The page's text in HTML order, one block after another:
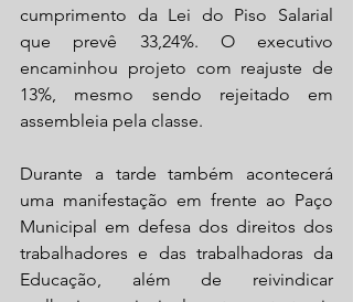
cumprimento da Lei do Piso Salarial
que prevê 33,24%. O executivo
encaminhou projeto com reajuste de
13%, mesmo sendo rejeitado em
assembleia pela classe.
Durante a tarde também acontecerá
uma manifestação em frente ao Paço
Municipal em defesa dos direitos dos
trabalhadores e das trabalhadoras da
Educação, além de reivindicar